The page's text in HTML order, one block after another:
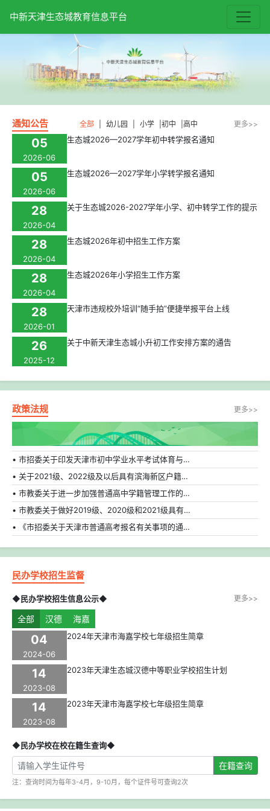
中新天津生态城教育信息平台
通知公告 全部 幼儿园 小学 初中 高中 更多>>
05
2026-06
生态城2026—2027学年初中转学报名通知
05
2026-06
生态城2026—2027学年小学转学报名通知
28
2026-04
关于生态城2026-2027学年小学、初中转学工作的提示
28
2026-04
生态城2026年初中招生工作方案
28
2026-04
生态城2026年小学招生工作方案
28
2026-01
天津市违规校外培训“随手拍”便捷举报平台上线
26
2025-12
关于中新天津生态城小升初工作安排方案的通告
政策法规 更多>>
• 市招委关于印发天津市初中学业水平考试体育与健康科目补充方案的通知
• 关于2021级、2022级及以后具有滨海新区户籍在外省市普通高中就读学生转学的相关规定
• 市教委关于进一步加强普通高中学籍管理工作的通知
• 市教委关于做好2019级、2020级和2021级具有天津市户籍在外省市普通高中就读学生转学工作的通知
• 《市招委关于天津市普通高考报名有关事项的通知》的解读
民办学校招生监督
◆民办学校招生信息公示◆ 更多>>
全部 汉德 海嘉
04
2024-06
2024年天津市海嘉学校七年级招生简章
14
2023-08
2023年天津生态城汉德中等职业学校招生计划
14
2023-08
2023年天津市海嘉学校七年级招生简章
◆民办学校在校在籍生查询◆
在籍查询
注：查询时间为每年3-4月，9-10月，每个证件号可查询2次